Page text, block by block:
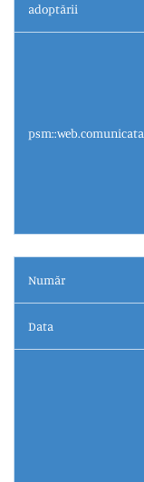
adoptării
psm::web.comunicata
Număr
Data